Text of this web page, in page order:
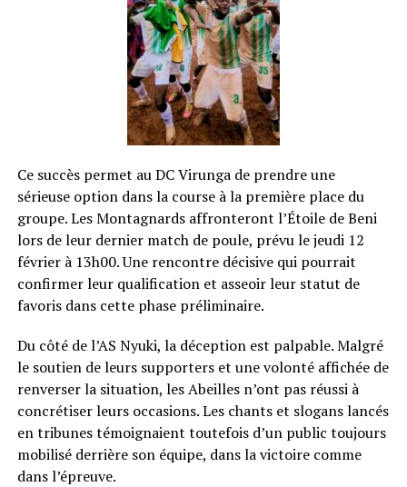
Ce succès permet au DC Virunga de prendre une
sérieuse option dans la course à la première place du
groupe. Les Montagnards affronteront l’Étoile de Beni
lors de leur dernier match de poule, prévu le jeudi 12
février à 13h00. Une rencontre décisive qui pourrait
confirmer leur qualification et asseoir leur statut de
favoris dans cette phase préliminaire.
Du côté de l’AS Nyuki, la déception est palpable. Malgré
le soutien de leurs supporters et une volonté affichée de
renverser la situation, les Abeilles n’ont pas réussi à
concrétiser leurs occasions. Les chants et slogans lancés
en tribunes témoignaient toutefois d’un public toujours
mobilisé derrière son équipe, dans la victoire comme
dans l’épreuve.